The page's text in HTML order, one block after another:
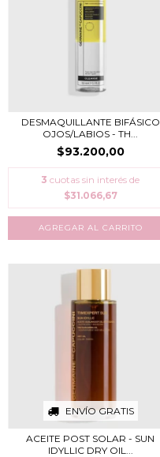
DESMAQUILLANTE BIFÁSICO
OJOS/LABIOS - TH...
$93.200,00
3 cuotas sin interés de
$31.066,67
ENVÍO GRATIS
ACEITE POST SOLAR - SUN
IDYLLIC DRY OIL...